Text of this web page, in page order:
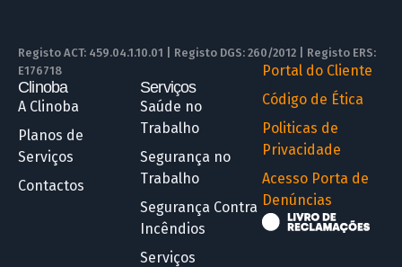
Registo ACT: 459.04.1.10.01 | Registo DGS: 260/2012 | Registo ERS:
E176718
Clinoba
A Clinoba
Planos de
Serviços
Contactos
Serviços
Saúde no
Trabalho
Segurança no
Trabalho
Segurança Contra
Incêndios
Serviços
Portal do Cliente
Código de Ética
Politicas de
Privacidade
Acesso Porta de
Denúncias